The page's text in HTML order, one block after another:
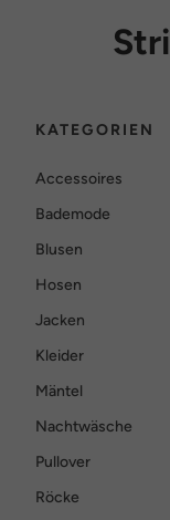
KATEGORIEN
Accessoires
Bademode
Blusen
Hosen
Jacken
Kleider
Mäntel
Nachtwäsche
Pullover
Röcke